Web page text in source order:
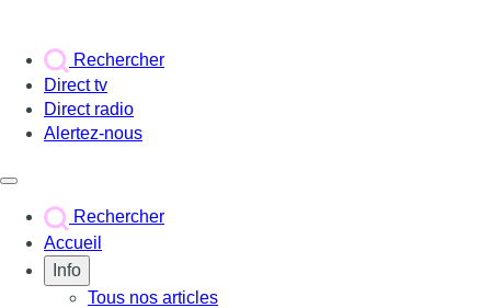
Rechercher
Direct tv
Direct radio
Alertez-nous
Rechercher
Accueil
Info
Tous nos articles